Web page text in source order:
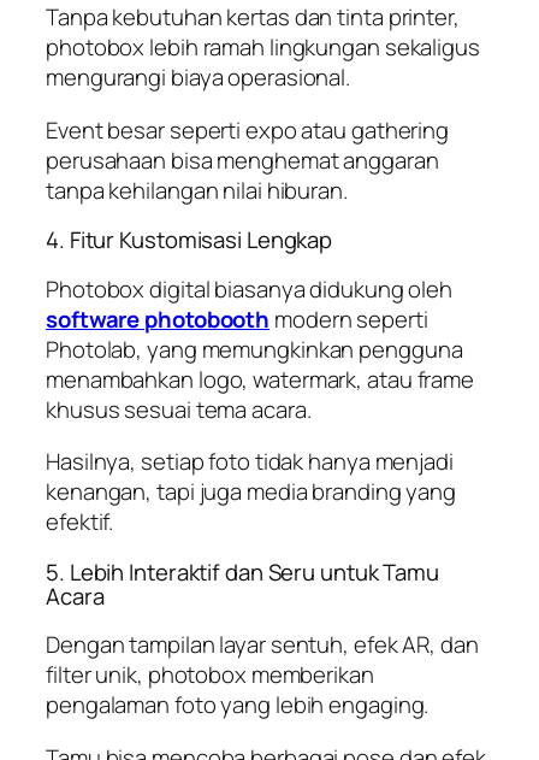
Tanpa kebutuhan kertas dan tinta printer,
photobox lebih ramah lingkungan sekaligus
mengurangi biaya operasional.
Event besar seperti expo atau gathering
perusahaan bisa menghemat anggaran
tanpa kehilangan nilai hiburan.
4. Fitur Kustomisasi Lengkap
Photobox digital biasanya didukung oleh
software photobooth modern seperti
Photolab, yang memungkinkan pengguna
menambahkan logo, watermark, atau frame
khusus sesuai tema acara.
Hasilnya, setiap foto tidak hanya menjadi
kenangan, tapi juga media branding yang
efektif.
5. Lebih Interaktif dan Seru untuk Tamu
Acara
Dengan tampilan layar sentuh, efek AR, dan
filter unik, photobox memberikan
pengalaman foto yang lebih engaging.